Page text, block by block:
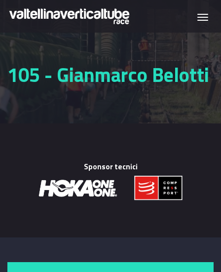
Salta al contenuto principale
105 - Gianmarco Belotti
Sponsor tecnici